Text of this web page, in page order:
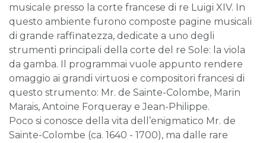
musicale presso la corte francese di re Luigi XIV. In
questo ambiente furono composte pagine musicali
di grande raffinatezza, dedicate a uno degli
strumenti principali della corte del re Sole: la viola
da gamba. Il programmai vuole appunto rendere
omaggio ai grandi virtuosi e compositori francesi di
questo strumento: Mr. de Sainte-Colombe, Marin
Marais, Antoine Forqueray e Jean-Philippe.
Poco si conosce della vita dell’enigmatico Mr. de
Sainte-Colombe (ca. 1640 - 1700), ma dalle rare